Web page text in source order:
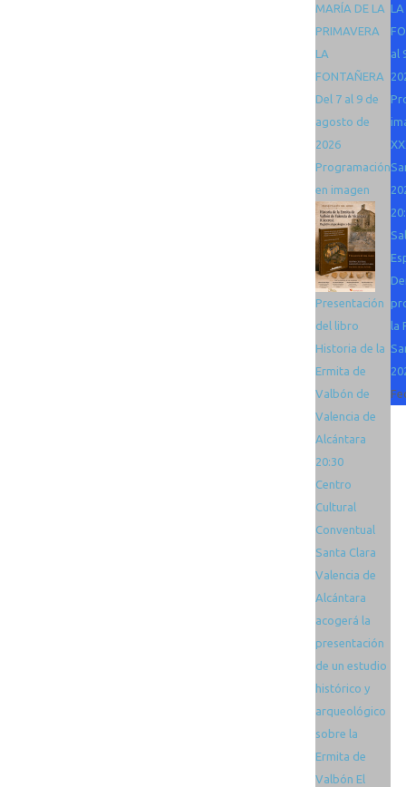
MARÍA DE LA
PRIMAVERA
LA
FONTAÑERA
Del 7 al 9 de
agosto de
2026
Programación
en imagen
Presentación
del libro
Historia de la
Ermita de
Valbón de
Valencia de
Alcántara
20:30
Centro
Cultural
Conventual
Santa Clara
Valencia de
Alcántara
acogerá la
presentación
de un estudio
histórico y
arqueológico
sobre la
Ermita de
Valbón El
al
la